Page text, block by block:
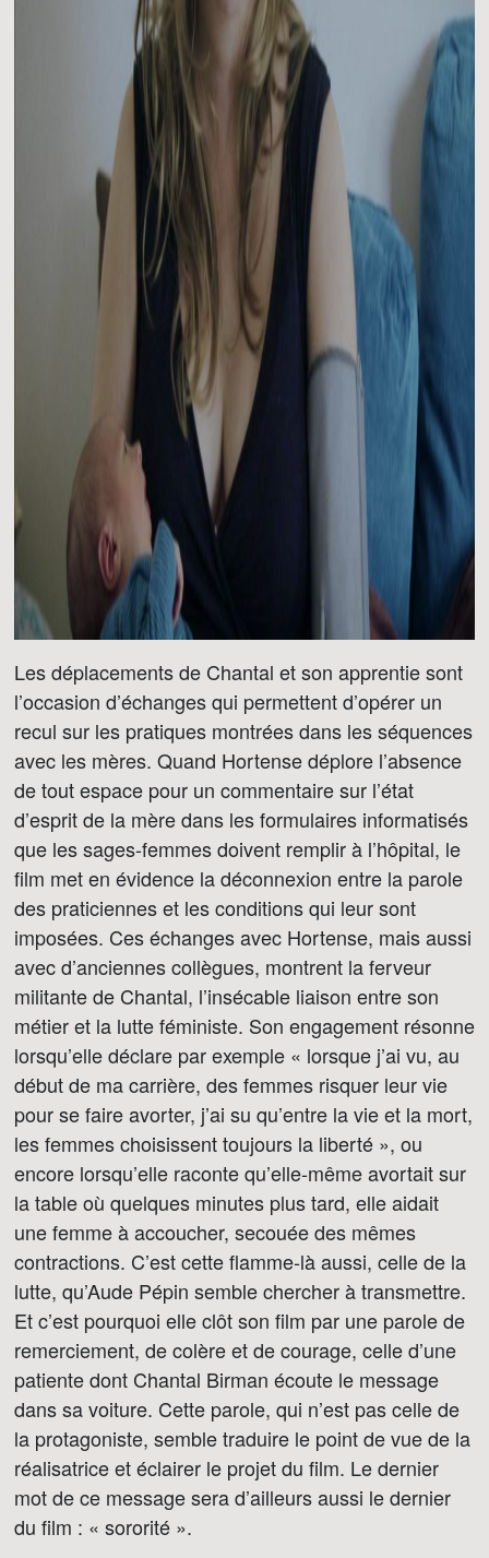
Les déplacements de Chantal et son apprentie sont
l’occasion d’échanges qui permettent d’opérer un
recul sur les pratiques montrées dans les séquences
avec les mères. Quand Hortense déplore l’absence
de tout espace pour un commentaire sur l’état
d’esprit de la mère dans les formulaires informatisés
que les sages-femmes doivent remplir à l’hôpital, le
film met en évidence la déconnexion entre la parole
des praticiennes et les conditions qui leur sont
imposées. Ces échanges avec Hortense, mais aussi
avec d’anciennes collègues, montrent la ferveur
militante de Chantal, l’insécable liaison entre son
métier et la lutte féministe. Son engagement résonne
lorsqu’elle déclare par exemple « lorsque j’ai vu, au
début de ma carrière, des femmes risquer leur vie
pour se faire avorter, j’ai su qu’entre la vie et la mort,
les femmes choisissent toujours la liberté », ou
encore lorsqu’elle raconte qu’elle-même avortait sur
la table où quelques minutes plus tard, elle aidait
une femme à accoucher, secouée des mêmes
contractions. C’est cette flamme-là aussi, celle de la
lutte, qu’Aude Pépin semble chercher à transmettre.
Et c’est pourquoi elle clôt son film par une parole de
remerciement, de colère et de courage, celle d’une
patiente dont Chantal Birman écoute le message
dans sa voiture. Cette parole, qui n’est pas celle de
la protagoniste, semble traduire le point de vue de la
réalisatrice et éclairer le projet du film. Le dernier
mot de ce message sera d’ailleurs aussi le dernier
du film : « sororité ».